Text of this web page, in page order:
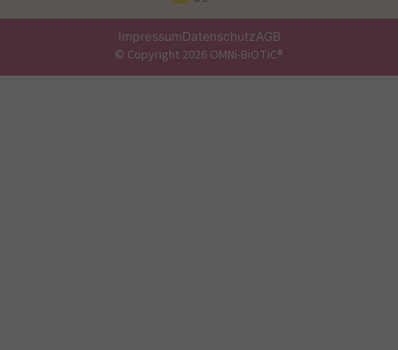
ImpressumDatenschutzAGB
© Copyright 2026 OMNi-BiOTiC®